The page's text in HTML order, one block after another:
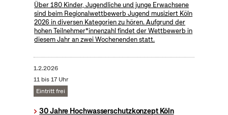
Über 180 Kinder, Jugendliche und junge Erwachsene
sind beim Regionalwettbewerb Jugend musiziert Köln
2026 in diversen Kategorien zu hören. Aufgrund der
hohen Teilnehmer*innenzahl findet der Wettbewerb in
diesem Jahr an zwei Wochenenden statt.
1.2.2026
11 bis 17 Uhr
Eintritt frei
30 Jahre Hochwasserschutzkonzept Köln